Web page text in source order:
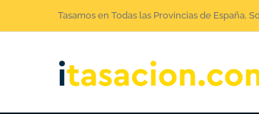
Tasamos en Todas las Provincias de España.